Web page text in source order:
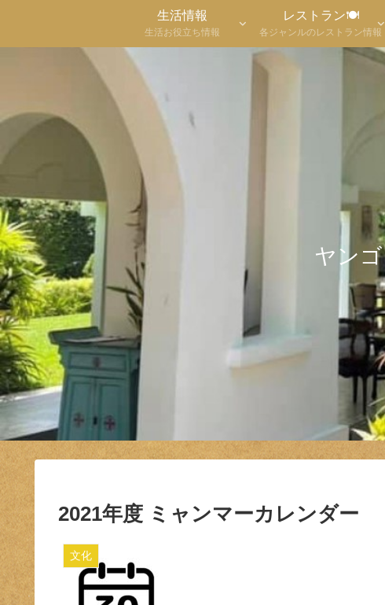
ヤン
生活情報
生活お役立ち情報
レストラン🍽
各ジャンルのレストラン情報
2021年度 ミャンマーカレンダー
文化